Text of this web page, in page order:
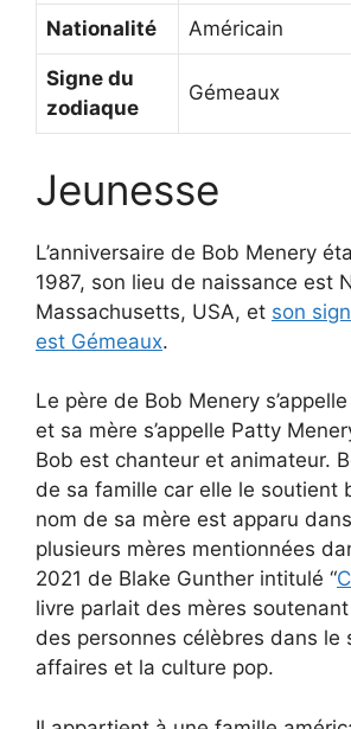
Nationalité Américain
Signe du
zodiaque
Gémeaux
Jeunesse
L’anniversaire de Bob Menery
1987, son lieu de naissance est
Massachusetts, USA, et son
est Gémeaux.
Le père de Bob Menery
et sa mère s’appelle Patty
Bob est chanteur et animateur.
de sa famille car elle le soutient
nom de sa mère est apparu dans
plusieurs mères mentionnées
2021 de Blake Gunther intitulé “
livre parlait des mères
des personnes célèbres dans le
affaires et la culture pop.